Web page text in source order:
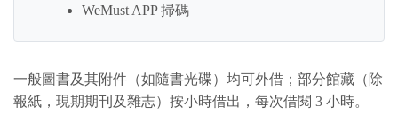
WeMust APP 掃碼
一般圖書及其附件（如隨書光碟）均可外借；部分館藏（除
報紙，現期期刊及雜志）按小時借出，每次借閱 3 小時。